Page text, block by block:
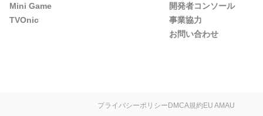
Mini Game
TVOnic
開発者コンソール
事業協力
お問い合わせ
プライバシーポリシーDMCA規約EU AMAU